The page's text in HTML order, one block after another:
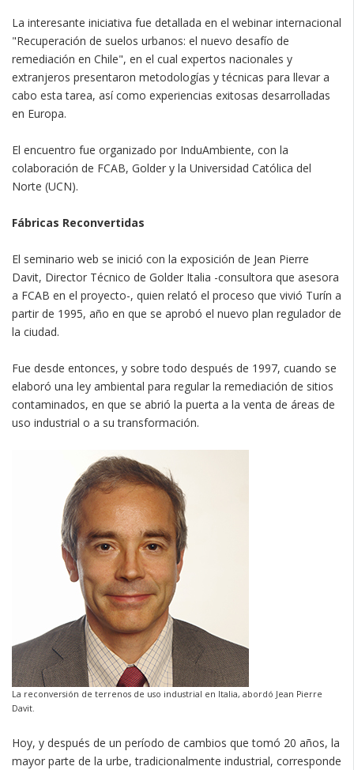
La interesante iniciativa fue detallada en el webinar internacional
"Recuperación de suelos urbanos: el nuevo desafío de
remediación en Chile", en el cual expertos nacionales y
extranjeros presentaron metodologías y técnicas para llevar a
cabo esta tarea, así como experiencias exitosas desarrolladas
en Europa.
El encuentro fue organizado por InduAmbiente, con la
colaboración de FCAB, Golder y la Universidad Católica del
Norte (UCN).
Fábricas Reconvertidas
El seminario web se inició con la exposición de Jean Pierre
Davit, Director Técnico de Golder Italia -consultora que asesora
a FCAB en el proyecto-, quien relató el proceso que vivió Turín a
partir de 1995, año en que se aprobó el nuevo plan regulador de
la ciudad.
Fue desde entonces, y sobre todo después de 1997, cuando se
elaboró una ley ambiental para regular la remediación de sitios
contaminados, en que se abrió la puerta a la venta de áreas de
uso industrial o a su transformación.
La reconversión de terrenos de uso industrial en Italia, abordó Jean Pierre
Davit.
Hoy, y después de un período de cambios que tomó 20 años, la
mayor parte de la urbe, tradicionalmente industrial, corresponde